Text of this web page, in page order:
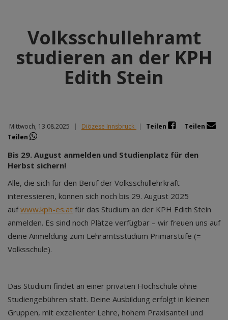
Volksschullehramt
studieren an der KPH
Edith Stein
Mittwoch, 13.08.2025 | Diözese Innsbruck | Teilen
Teilen
Teilen
Bis 29. August anmelden und Studienplatz für den
Herbst sichern!
Alle, die sich für den Beruf der Volksschullehrkraft
interessieren, können sich noch bis 29. August 2025
aufwww.kph-es.at für das Studium an der KPH Edith Stein
anmelden. Es sind noch Plätze verfügbar – wir freuen uns auf
deine Anmeldung zum Lehramtsstudium Primarstufe (=
Volksschule).
Das Studium findet an einer privaten Hochschule ohne
Studiengebühren statt. Deine Ausbildung erfolgt in kleinen
Gruppen, mit exzellenter Lehre, hohem Praxisanteil und